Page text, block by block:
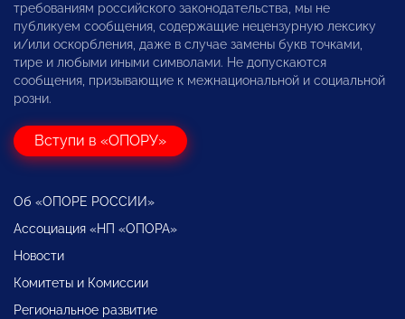
требованиям российского законодательства, мы не
публикуем сообщения, содержащие нецензурную лексику
и/или оскорбления, даже в случае замены букв точками,
тире и любыми иными символами. Не допускаются
сообщения, призывающие к межнациональной и социальной
розни.
Вступи в «ОПОРУ»
Об «ОПОРЕ РОССИИ»
Ассоциация «НП «ОПОРА»
Новости
Комитеты и Комиссии
Региональное развитие